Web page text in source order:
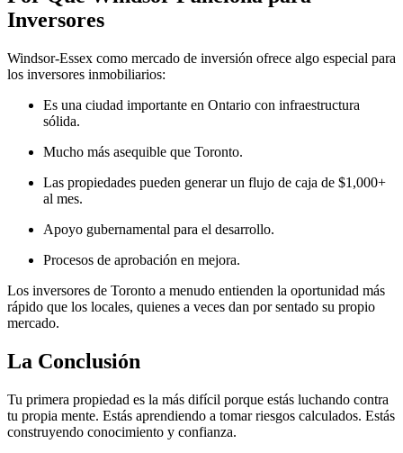
Inversores
Windsor-Essex como mercado de inversión ofrece algo especial para
los inversores inmobiliarios:
Es una ciudad importante en Ontario con infraestructura
sólida.
Mucho más asequible que Toronto.
Las propiedades pueden generar un flujo de caja de $1,000+
al mes.
Apoyo gubernamental para el desarrollo.
Procesos de aprobación en mejora.
Los inversores de Toronto a menudo entienden la oportunidad más
rápido que los locales, quienes a veces dan por sentado su propio
mercado.
La Conclusión
Tu primera propiedad es la más difícil porque estás luchando contra
tu propia mente. Estás aprendiendo a tomar riesgos calculados. Estás
construyendo conocimiento y confianza.